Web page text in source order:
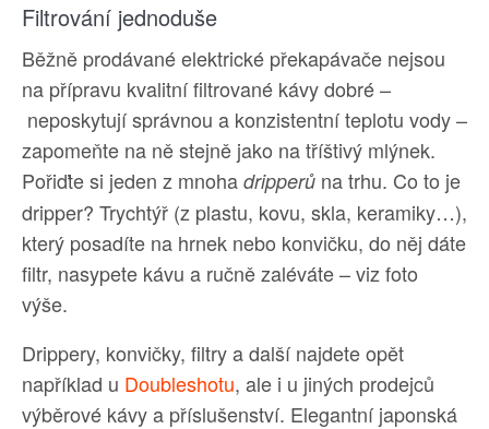
Filtrování jednoduše
Běžně prodávané elektrické překapávače nejsou
na přípravu kvalitní filtrované kávy dobré –
neposkytují správnou a konzistentní teplotu vody –
zapomeňte na ně stejně jako na tříštivý mlýnek.
Pořiďte si jeden z mnoha dripperů na trhu. Co to je
dripper? Trychtýř (z plastu, kovu, skla, keramiky…),
který posadíte na hrnek nebo konvičku, do něj dáte
filtr, nasypete kávu a ručně zaléváte – viz foto
výše.
Drippery, konvičky, filtry a další najdete opět
například u Doubleshotu, ale i u jiných prodejců
výběrové kávy a příslušenství. Elegantní japonská